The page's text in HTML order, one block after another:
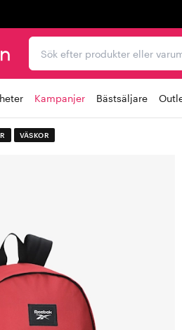
Sök efter produkter eller
Kampanjer Bästsäljare
VÄSKOR